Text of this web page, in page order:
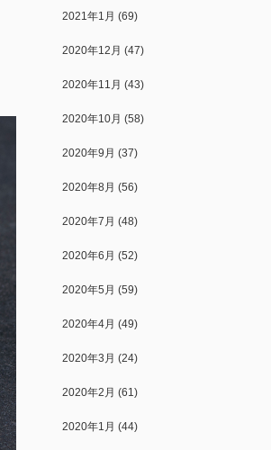
2021年1月 (69)
2020年12月 (47)
2020年11月 (43)
2020年10月 (58)
2020年9月 (37)
2020年8月 (56)
2020年7月 (48)
2020年6月 (52)
2020年5月 (59)
2020年4月 (49)
2020年3月 (24)
2020年2月 (61)
2020年1月 (44)